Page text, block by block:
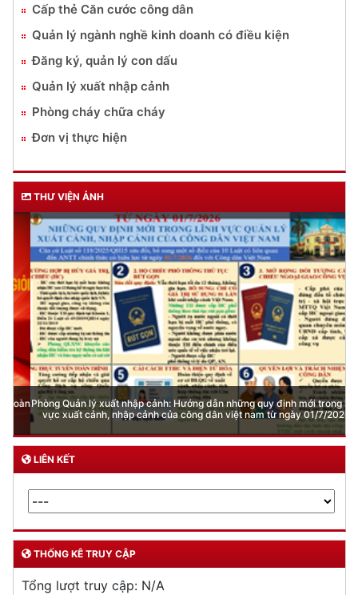
Cấp thẻ Căn cước công dân
Quản lý ngành nghề kinh doanh có điều kiện
Đăng ký, quản lý con dấu
Quản lý xuất nhập cảnh
Phòng cháy chữa cháy
Đơn vị thực hiện
THƯ VIỆN ẢNH
Phòng Quản lý xuất nhập cảnh: Hướng dẫn những quy định mới trong lĩnh
vực xuất cảnh, nhập cảnh của công dân việt nam từ ngày 01/7/2026
LIÊN KẾT
THỐNG KÊ TRUY CẬP
Tổng lượt truy cập: N/A